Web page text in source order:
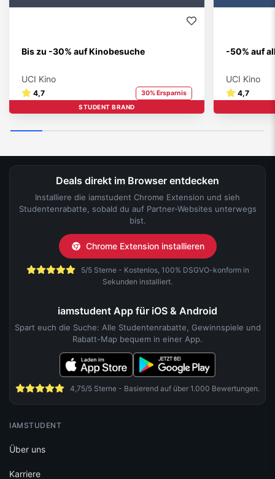
Bis zu -30% auf Kinobesuche
UCI Kino
4,7 30% Ersparnis
STUDENT BRAND
-50% auf
UCI Kino
4,7
Deals direkt im Browser entdecken
Installiere die iamstudent Chrome Extension und sieh
Studentenrabatte, sobald du auf Partner-Websites unterwegs
bist.
Chrome Extension installieren
5/5 Sterne - Kostenlos, 100% DSGVO-konform in
Sekunden installiert.
iamstudent App für iOS & Android
Spart euch die Suche: Alle Studentenrabatte, Gewinnspiele und
Rabatt-Map bequem in einer App.
4,75/5 Sterne - Basierend auf über 1.000 Bewertungen.
IAMSTUDENT
Über uns
Karriere